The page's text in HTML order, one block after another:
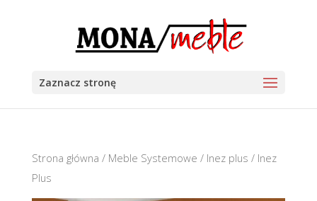
Zaznacz stronę
Strona główna / Meble Systemowe / Inez plus / Inez
Plus